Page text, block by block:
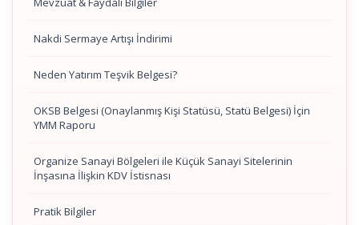
Nakdi Sermaye Artışı İndirimi
Neden Yatırım Teşvik Belgesi?
OKSB Belgesi (Onaylanmış Kişi Statüsü, Statü Belgesi) İçin
YMM Raporu
Organize Sanayi Bölgeleri ile Küçük Sanayi Sitelerinin
İnşasına İlişkin KDV İstisnası
Pratik Bilgiler